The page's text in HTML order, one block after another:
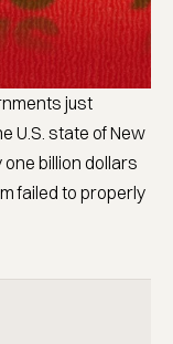
just
U.S. state of New
billion dollars
failed to properly